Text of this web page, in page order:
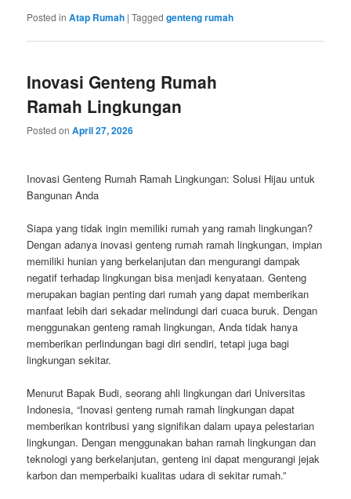
Posted in Atap Rumah |Tagged genteng rumah
Inovasi Genteng Rumah
Ramah Lingkungan
Posted onApril 27, 2026
Inovasi Genteng Rumah Ramah Lingkungan: Solusi Hijau untuk
Bangunan Anda
Siapa yang tidak ingin memiliki rumah yang ramah lingkungan?
Dengan adanya inovasi genteng rumah ramah lingkungan, impian
memiliki hunian yang berkelanjutan dan mengurangi dampak
negatif terhadap lingkungan bisa menjadi kenyataan. Genteng
merupakan bagian penting dari rumah yang dapat memberikan
manfaat lebih dari sekadar melindungi dari cuaca buruk. Dengan
menggunakan genteng ramah lingkungan, Anda tidak hanya
memberikan perlindungan bagi diri sendiri, tetapi juga bagi
lingkungan sekitar.
Menurut Bapak Budi, seorang ahli lingkungan dari Universitas
Indonesia, “Inovasi genteng rumah ramah lingkungan dapat
memberikan kontribusi yang signifikan dalam upaya pelestarian
lingkungan. Dengan menggunakan bahan ramah lingkungan dan
teknologi yang berkelanjutan, genteng ini dapat mengurangi jejak
karbon dan memperbaiki kualitas udara di sekitar rumah.”